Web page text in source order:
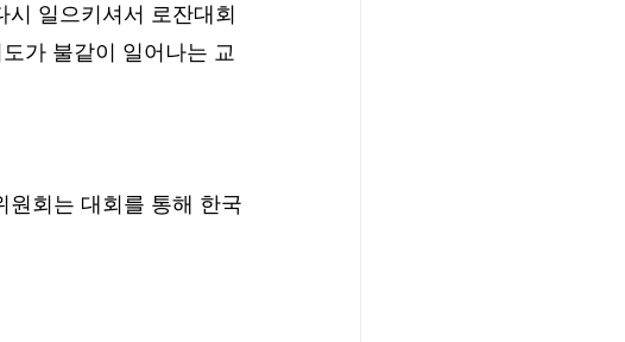
일으키셔서 로잔대회
가 불같이 일어나는 교
원회는 대회를 통해 한국